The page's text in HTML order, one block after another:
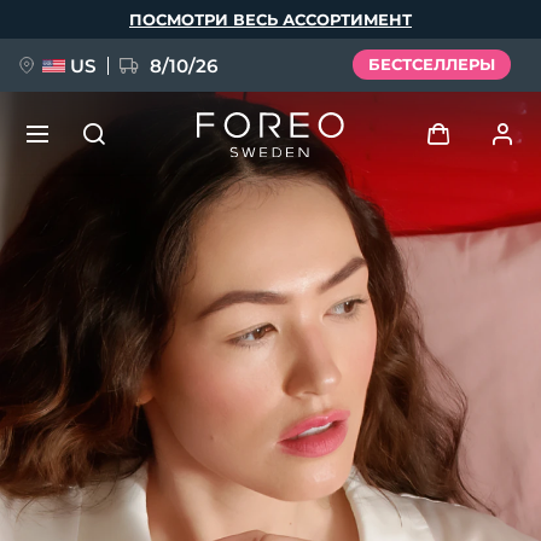
ПОСМОТРИ ВЕСЬ АССОРТИМЕНТ
US 8/10/26 БЕСТСЕЛЛЕРЫ
Войти
Профиль пользователя
Мои приборы
Мои заказы
Мои адреса
Мои подписки
FAQ™ Pure Beauty-Tech Elixir
BREAKING NEWS
issa™ Teeth Whitening Set
Язык
English Deutsch
Español
Français
Português
Polski
Svenska
Русский
Türkçe
简体中文 繁體中文